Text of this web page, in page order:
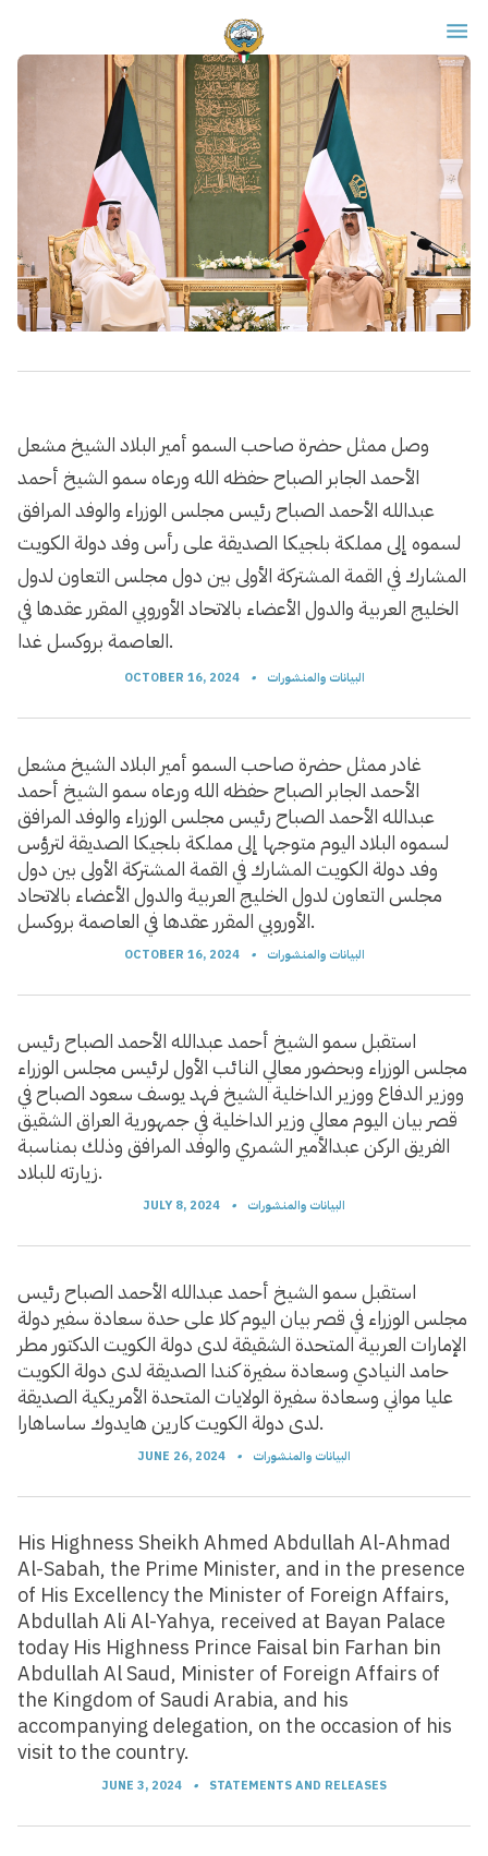
وصل ممثل حضرة صاحب السمو أمير البلاد الشيخ مشعل
الأحمد الجابر الصباح حفظه الله ورعاه سمو الشيخ أحمد
عبدالله الأحمد الصباح رئيس مجلس الوزراء والوفد المرافق
لسموه إلى مملكة بلجيكا الصديقة على رأس وفد دولة الكويت
المشارك في القمة المشتركة الأولى بين دول مجلس التعاون لدول
الخليج العربية والدول الأعضاء بالاتحاد الأوروبي المقرر عقدها في
العاصمة بروكسل غدا.
OCTOBER 16, 2024 • البيانات والمنشورات
غادر ممثل حضرة صاحب السمو أمير البلاد الشيخ مشعل
الأحمد الجابر الصباح حفظه الله ورعاه سمو الشيخ أحمد
عبدالله الأحمد الصباح رئيس مجلس الوزراء والوفد المرافق
لسموه البلاد اليوم متوجها إلى مملكة بلجيكا الصديقة لترؤس
وفد دولة الكويت المشارك في القمة المشتركة الأولى بين دول
مجلس التعاون لدول الخليج العربية والدول الأعضاء بالاتحاد
الأوروبي المقرر عقدها في العاصمة بروكسل.
OCTOBER 16, 2024 • البيانات والمنشورات
استقبل سمو الشيخ أحمد عبدالله الأحمد الصباح رئيس
مجلس الوزراء وبحضور معالي النائب الأول لرئيس مجلس الوزراء
ووزير الدفاع ووزير الداخلية الشيخ فهد يوسف سعود الصباح في
قصر بيان اليوم معالي وزير الداخلية في جمهورية العراق الشقيق
الفريق الركن عبدالأمير الشمري والوفد المرافق وذلك بمناسبة
زيارته للبلاد.
JULY 8, 2024 • البيانات والمنشورات
استقبل سمو الشيخ أحمد عبدالله الأحمد الصباح رئيس
مجلس الوزراء في قصر بيان اليوم كلا على حدة سعادة سفير دولة
الإمارات العربية المتحدة الشقيقة لدى دولة الكويت الدكتور مطر
حامد النيادي وسعادة سفيرة كندا الصديقة لدى دولة الكويت
عليا مواني وسعادة سفيرة الولايات المتحدة الأمريكية الصديقة
لدى دولة الكويت كارين هايدوك ساساهارا.
JUNE 26, 2024 • البيانات والمنشورات
His Highness Sheikh Ahmed Abdullah Al-Ahmad
Al-Sabah, the Prime Minister, and in the presence
of His Excellency the Minister of Foreign Affairs,
Abdullah Ali Al-Yahya, received at Bayan Palace
today His Highness Prince Faisal bin Farhan bin
Abdullah Al Saud, Minister of Foreign Affairs of
the Kingdom of Saudi Arabia, and his
accompanying delegation, on the occasion of his
visit to the country.
JUNE 3, 2024 • STATEMENTS AND RELEASES